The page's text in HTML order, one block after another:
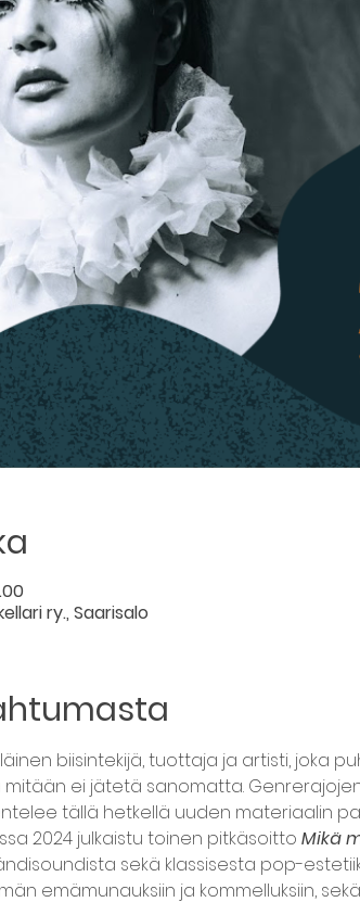
ry., Saarisalo
biisintekijä, tuottaja ja artisti, joka
ei jätetä sanomatta.
tällä hetkellä uuden materiaalin
2024 julkaistu toinen pitkäsoitto Mikä
sekä klassisesta pop-
emämunauksiin ja kommelluksiin,